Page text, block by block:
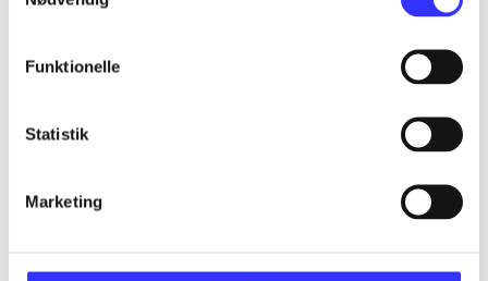
Funktionelle
Statistik
Marketing
...
...
...